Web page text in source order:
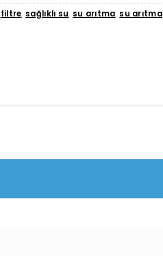
filtre, sağlıklı su, su arıtma, su arıtma